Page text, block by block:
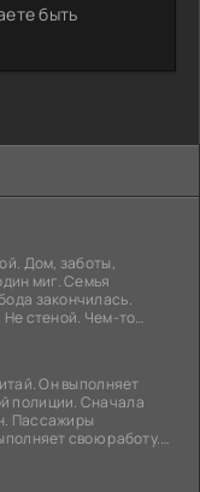
быть
Дом, заботы,
миг. Семья
закончилась.
Не стеной. Чем-то
Он выполняет
полиции. Сначала
Пассажиры
свою работу.